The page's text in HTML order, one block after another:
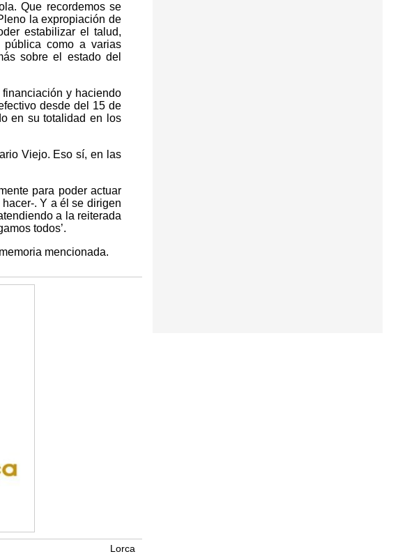
Que recordemos se
la expropiación de
estabilizar el talud,
como a varias
sobre el estado del
y haciendo
desde del 15 de
en su totalidad en los
Viejo. Eso sí, en las
para poder actuar
. Y a él se dirigen
a la reiterada
todos’.
mencionada.
Lorca